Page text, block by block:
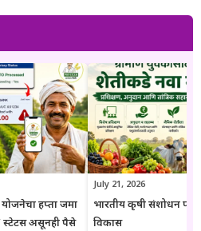
विश्वासार्ह, अद्ययावत आणि उपयुक्त माहिती
वेळोवेळी अद्ययावत ठेवण्याचा प्रयत्न केला
बदल झाल्यास संबंधित लेख देखील अद्ययावत करण्यात
सरकारी योजनेसाठी अर्ज करण्यापूर्वी
माहिती, नियम आणि अटींची
जातो.
हप्ता जमा
स्टेटस असूनही पैसे
July 21, 2026
भारतीय कृषी संशोधन
विकास